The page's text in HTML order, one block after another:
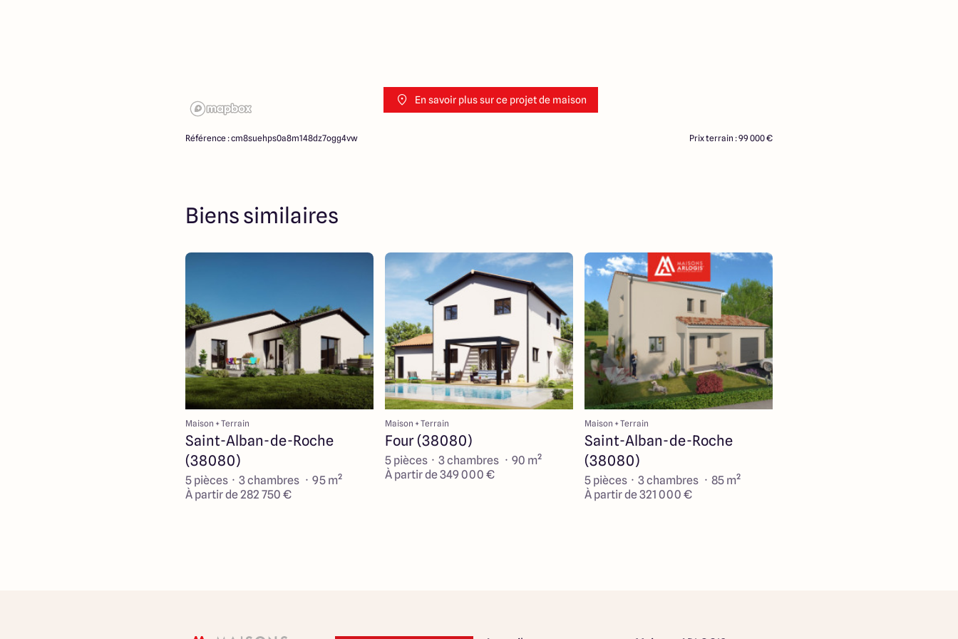
En savoir plus sur ce projet de maison
Référence : cm8suehps0a8m148dz7ogg4vw Prix terrain : 99 000 €
Biens similaires
Maison + Terrain
Saint-Alban-de-Roche
(38080)
5 pièces · 3 chambres · 95 m²
À partir de 282 750 €
Maison + Terrain
Four (38080)
5 pièces · 3 chambres · 90 m²
À partir de 349 000 €
Maison + Terrain
Saint-Alban-de-Roche
(38080)
5 pièces · 3 chambres · 85 m²
À partir de 321 000 €